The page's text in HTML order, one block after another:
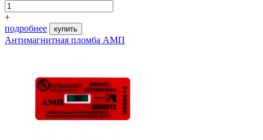
+
подробнее
купить
Антимагнитная пломба АМП